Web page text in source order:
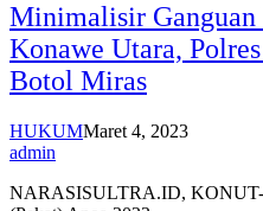
Minimalisir
Konawe Utara,
Botol Miras
HUKUMMaret 4, 2023
admin
NARASISULTRA.ID, KONUT-